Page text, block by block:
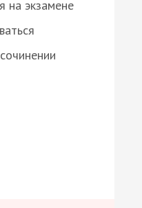
на экзамене